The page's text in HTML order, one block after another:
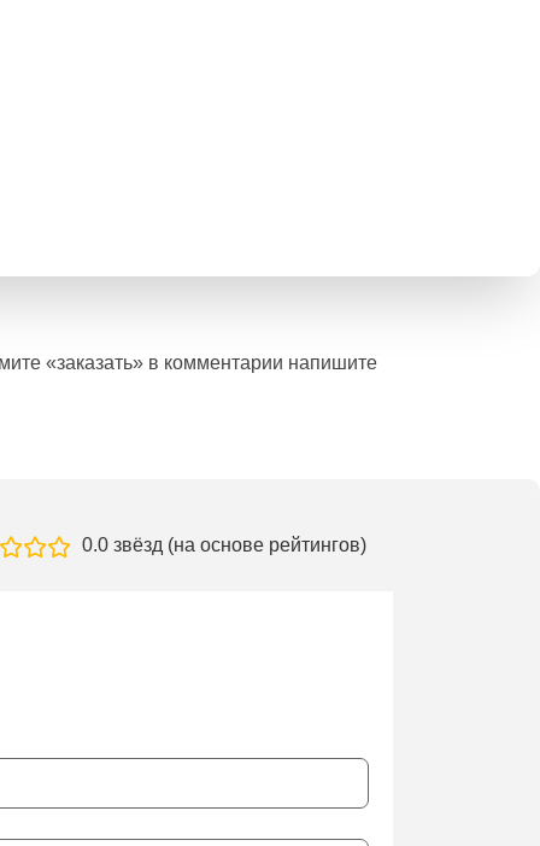
«заказать» в комментарии напишите
0.0 звёзд (на основе рейтингов)